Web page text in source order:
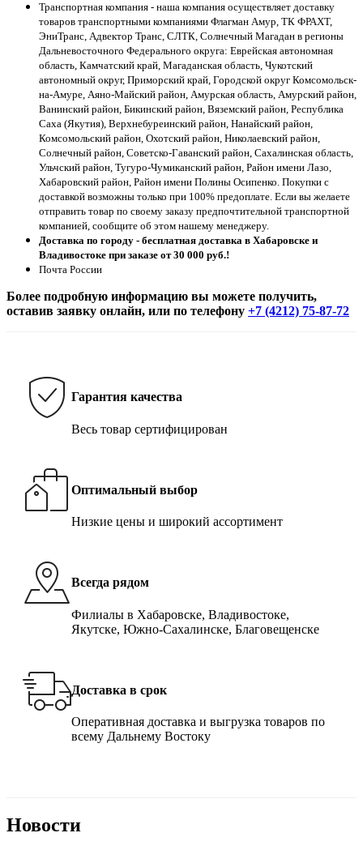
Транспортная компания - наша компания осуществляет доставку
товаров транспортными компаниями Флагман Амур, ТК ФРАХТ,
ЭниТранс, Адвектор Транс, СЛТК, Солнечный Магадан в регионы
Дальневосточного Федерального округа: Еврейская автономная
область, Камчатский край, Магаданская область, Чукотский
автономный округ, Приморский край, Городской округ Комсомольск-
на-Амуре, Аяно-Майский район, Амурская область, Амурский район,
Ванинский район, Бикинский район, Вяземский район, Республика
Саха (Якутия), Верхнебуреинский район, Нанайский район,
Комсомольский район, Охотский район, Николаевский район,
Солнечный район, Советско-Гаванский район, Сахалинская область,
Ульчский район, Тугуро-Чумиканский район, Район имени Лазо,
Хабаровский район, Район имени Полины Осипенко. Покупки с
доставкой возможны только при 100% предоплате. Если вы желаете
отправить товар по своему заказу предпочтительной транспортной
компанией, сообщите об этом нашему менеджеру.
Доставка по городу - бесплатная доставка в Хабаровске и
Владивостоке при заказе от 30 000 руб.!
Почта России
Более подробную информацию вы можете получить,
оставив заявку онлайн, или по телефону +7 (4212) 75-87-72
Гарантия качества
Весь товар сертифицирован
Оптимальный выбор
Низкие цены и широкий ассортимент
Всегда рядом
Филиалы в Хабаровске, Владивостоке,
Якутске, Южно-Сахалинске, Благовещенске
Доставка в срок
Оперативная доставка и выгрузка товаров по
всему Дальнему Востоку
Новости